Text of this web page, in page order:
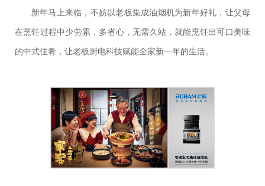
新年马上来临，不妨以老板集成油烟机为新年好礼，让父母
在烹饪过程中少劳累，多省心，无需久站，就能烹饪出可口美味
的中式佳肴，让老板厨电科技赋能全家新一年的生活。